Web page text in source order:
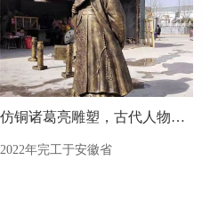
仿铜诸葛亮雕塑，古代人物雕塑
2022年完工于安徽省